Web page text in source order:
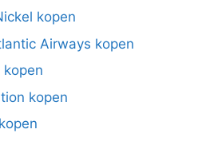
kopen
Airways kopen
kopen